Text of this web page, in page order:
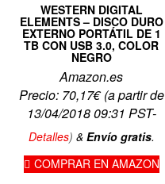
WESTERN DIGITAL
ELEMENTS – DISCO DURO
EXTERNO PORTÁTIL DE 1
TB CON USB 3.0, COLOR
NEGRO
Amazon.es
Precio: 70,17€(a partir de
13/04/2018 09:31 PST-
Detalles) & Envío gratis.
COMPRAR EN AMAZON